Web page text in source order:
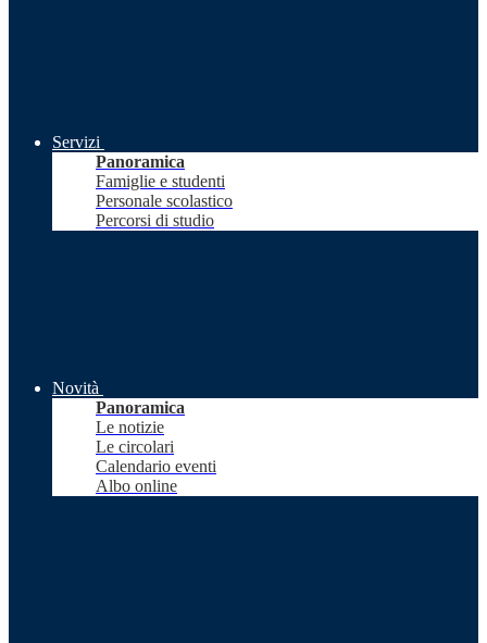
Servizi
Panoramica
Famiglie e studenti
Personale scolastico
Percorsi di studio
Novità
Panoramica
Le notizie
Le circolari
Calendario eventi
Albo online